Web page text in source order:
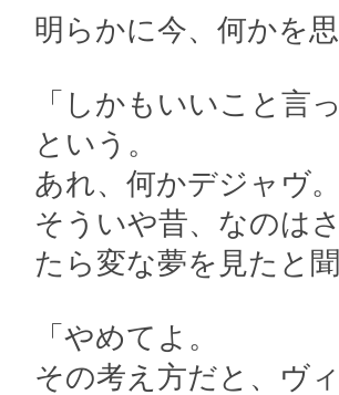
明らかに今、何かを
「しかもいいこと言
という。
あれ、何かデジャヴ
そういや昔、なのは
たら変な夢を見たと
「やめてよ。
その考え方だと、ヴ